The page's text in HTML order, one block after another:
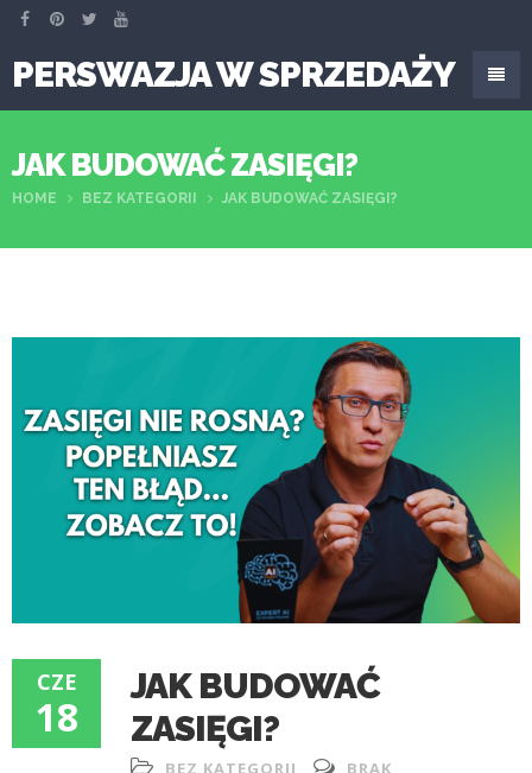
PERSWAZJA W SPRZEDAŻY
JAK BUDOWAĆ ZASIĘGI?
HOME BEZ KATEGORII JAK BUDOWAĆ ZASIĘGI?
CZE
18
JAK BUDOWAĆ
ZASIĘGI?
BEZ KATEGORII
BRAK